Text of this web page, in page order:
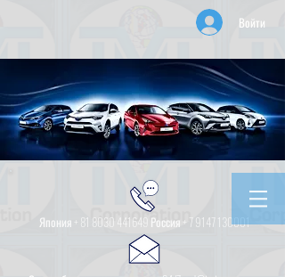
Войти
Япония + 81 8030 441649 Россия + 7 9147 130001